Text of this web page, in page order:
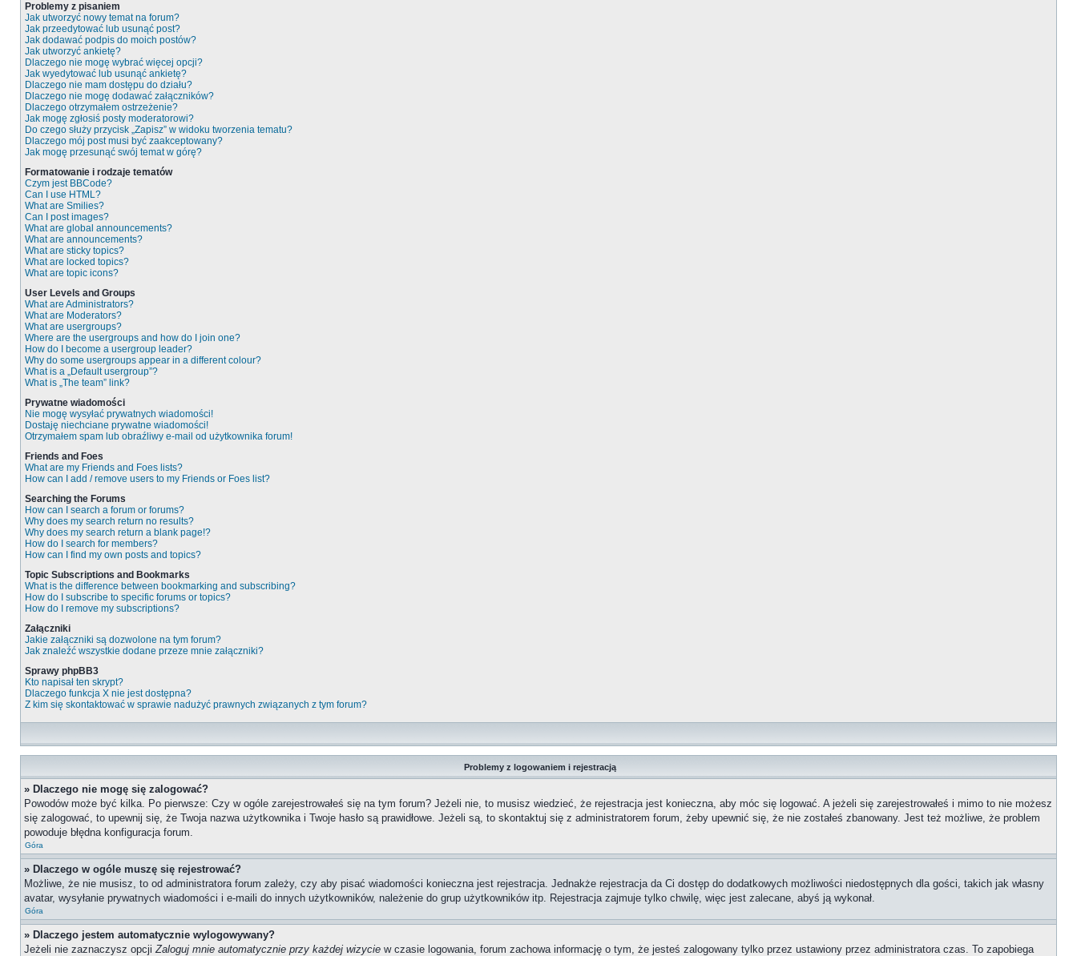
Problemy z pisaniem
Jak utworzyć nowy temat na forum?
Jak przeedytować lub usunąć post?
Jak dodawać podpis do moich postów?
Jak utworzyć ankietę?
Dlaczego nie mogę wybrać więcej opcji?
Jak wyedytować lub usunąć ankietę?
Dlaczego nie mam dostępu do działu?
Dlaczego nie mogę dodawać załączników?
Dlaczego otrzymałem ostrzeżenie?
Jak mogę zgłosiś posty moderatorowi?
Do czego służy przycisk „Zapisz” w widoku tworzenia tematu?
Dlaczego mój post musi być zaakceptowany?
Jak mogę przesunąć swój temat w górę?
Formatowanie i rodzaje tematów
Czym jest BBCode?
Can I use HTML?
What are Smilies?
Can I post images?
What are global announcements?
What are announcements?
What are sticky topics?
What are locked topics?
What are topic icons?
User Levels and Groups
What are Administrators?
What are Moderators?
What are usergroups?
Where are the usergroups and how do I join one?
How do I become a usergroup leader?
Why do some usergroups appear in a different colour?
What is a „Default usergroup”?
What is „The team” link?
Prywatne wiadomości
Nie mogę wysyłać prywatnych wiadomości!
Dostaję niechciane prywatne wiadomości!
Otrzymałem spam lub obraźliwy e-mail od użytkownika forum!
Friends and Foes
What are my Friends and Foes lists?
How can I add / remove users to my Friends or Foes list?
Searching the Forums
How can I search a forum or forums?
Why does my search return no results?
Why does my search return a blank page!?
How do I search for members?
How can I find my own posts and topics?
Topic Subscriptions and Bookmarks
What is the difference between bookmarking and subscribing?
How do I subscribe to specific forums or topics?
How do I remove my subscriptions?
Załączniki
Jakie załączniki są dozwolone na tym forum?
Jak znaleźć wszystkie dodane przeze mnie załączniki?
Sprawy phpBB3
Kto napisał ten skrypt?
Dlaczego funkcja X nie jest dostępna?
Z kim się skontaktować w sprawie nadużyć prawnych związanych z tym forum?
Problemy z logowaniem i rejestracją
» Dlaczego nie mogę się zalogować?
Powodów może być kilka. Po pierwsze: Czy w ogóle zarejestrowałeś się na tym forum? Jeżeli nie, to musisz wiedzieć, że rejestracja jest konieczna, aby móc się logować. A jeżeli się zarejestrowałeś i mimo to nie możesz
się zalogować, to upewnij się, że Twoja nazwa użytkownika i Twoje hasło są prawidłowe. Jeżeli są, to skontaktuj się z administratorem forum, żeby upewnić się, że nie zostałeś zbanowany. Jest też możliwe, że problem
powoduje błędna konfiguracja forum.
Góra
» Dlaczego w ogóle muszę się rejestrować?
Możliwe, że nie musisz, to od administratora forum zależy, czy aby pisać wiadomości konieczna jest rejestracja. Jednakże rejestracja da Ci dostęp do dodatkowych możliwości niedostępnych dla gości, takich jak własny
avatar, wysyłanie prywatnych wiadomości i e-maili do innych użytkowników, należenie do grup użytkowników itp. Rejestracja zajmuje tylko chwilę, więc jest zalecane, abyś ją wykonał.
Góra
» Dlaczego jestem automatycznie wylogowywany?
Jeżeli nie zaznaczysz opcjiZaloguj mnie automatycznie przy każdej wizycie w czasie logowania, forum zachowa informację o tym, że jesteś zalogowany tylko przez ustawiony przez administratora czas. To zapobiega